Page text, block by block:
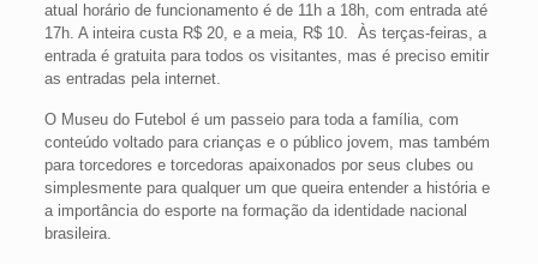
atual horário de funcionamento é de 11h a 18h, com entrada até
17h. A inteira custa R$ 20, e a meia, R$ 10. Às terças-feiras, a
entrada é gratuita para todos os visitantes, mas é preciso emitir
as entradas pela internet.
O Museu do Futebol é um passeio para toda a família, com
conteúdo voltado para crianças e o público jovem, mas também
para torcedores e torcedoras apaixonados por seus clubes ou
simplesmente para qualquer um que queira entender a história e
a importância do esporte na formação da identidade nacional
brasileira.